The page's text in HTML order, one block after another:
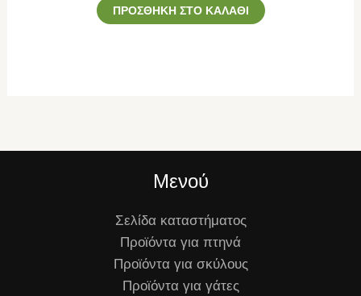
ΠΡΟΣΘΉΚΗ ΣΤΟ ΚΑΛΆΘΙ
Μενού
Σελίδα καταστήματος
Προϊόντα για πτηνά
Προϊόντα για σκύλους
Προϊόντα για γάτες